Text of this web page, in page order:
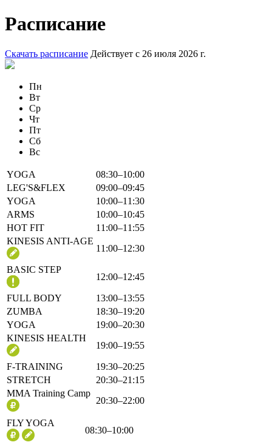
Расписание
Скачать расписание Действует с 26 июля 2026 г.
Пн
Вт
Ср
Чт
Пт
Сб
Вс
YOGA
08:30–10:00
LEG'S&FLEX
09:00–09:45
YOGA
10:00–11:30
ARMS
10:00–10:45
HOT FIT
11:00–11:55
KINESIS ANTI-AGE
11:00–12:30
BASIC STEP
12:00–12:45
FULL BODY
13:00–13:55
ZUMBA
18:30–19:20
YOGA
19:00–20:30
KINESIS HEALTH
19:00–19:55
F-TRAINING
19:30–20:25
STRETCH
20:30–21:15
MMA Training Camp
20:30–22:00
FLY YOGA
08:30–10:00